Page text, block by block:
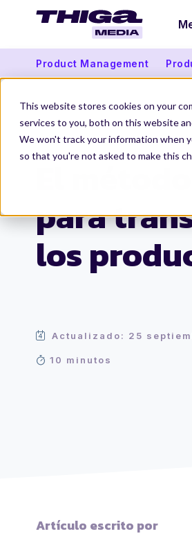
This website stores cookies on your
services to you, both on this website
We won't track your information when
so that you're not asked to make this
Product Management
Thiga Media Organizaciones
El
para
los
Actualizado: 25
10 minutos
Artículo escrito por